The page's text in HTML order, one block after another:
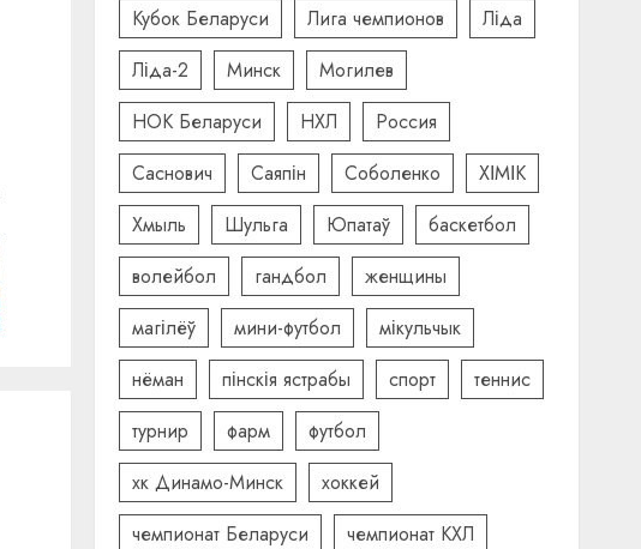
Кубок Беларуси
Лига чемпионов
Ліда
Ліда-2
Минск
Могилев
НОК Беларуси
НХЛ
Россия
Саснович
Саяпін Соболенко
ХІМІК
Хмыль
Шульга Юпатаў
баскетбол
волейбол
гандбол
женщины
магілёў
мини-футбол
мікульчык
нёман
пінскія ястрабы спорт
теннис
турнир
фарм
футбол
хк Динамо-Минск
хоккей
чемпионат Беларуси
чемпионат КХЛ